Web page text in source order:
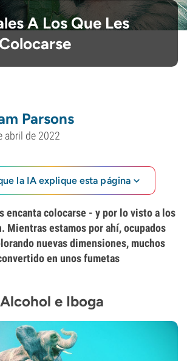
A Los Que Les
Parsons
abril de 2022
la IA explique esta página
encanta colocarse - y por lo visto a los
Mientras estamos por ahí, ocupados
nuevas dimensiones, muchos
en unos fumetas
e Iboga